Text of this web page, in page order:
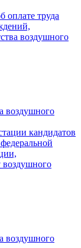
труда
воздушного
воздушного
кандидатов
воздушного
воздушного